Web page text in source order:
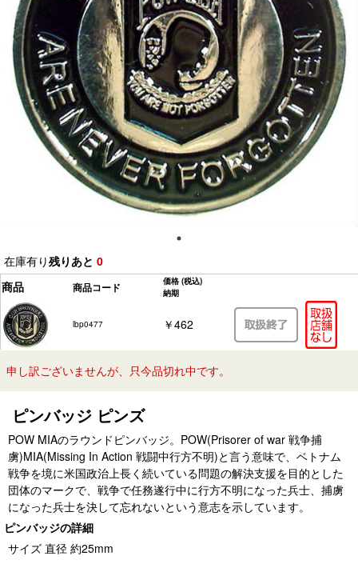
在庫有り残りあと 0
商品
商品コード 価格 (税込)
納期
lbp0477 ￥462
申し訳ございませんが、只今品切れ中です。
ピンバッジ ピンズ
POW MIAのラウンドピンバッジ。POW(Prisorer of war 戦争捕
虜)MIA(Missing In Action 戦闘中行方不明)と言う意味で、ベトナム
戦争を境に米国政治上長く続いている問題の解決支援を目的とした
団体のマークで、戦争で任務遂行中に行方不明になった兵士、捕虜
になった兵士を決して忘れないという意志を示しています。
ピンバッジの詳細
サイズ 直径 約25mm